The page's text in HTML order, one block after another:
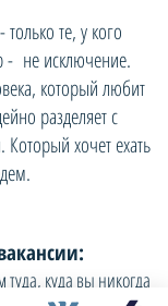
только те, у кого
- не исключение.
который любит
разделяет с
хочет ехать
куда вы никогда